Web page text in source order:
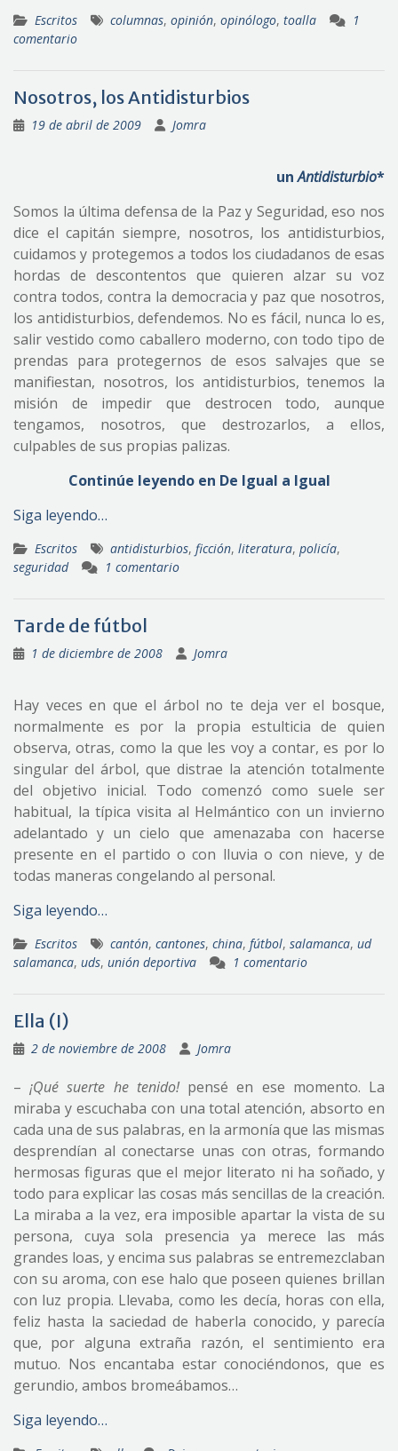
Escritos columnas, opinión, opinólogo, toalla
1
comentario
Nosotros, los Antidisturbios
19 de abril de 2009 Jomra
unAntidisturbio*
Somos la última defensa de la Paz y Seguridad, eso nos
dice el capitán siempre, nosotros, los antidisturbios,
cuidamos y protegemos a todos los ciudadanos de esas
hordas de descontentos que quieren alzar su voz
contra todos, contra la democracia y paz que nosotros,
los antidisturbios, defendemos. No es fácil, nunca lo es,
salir vestido como caballero moderno, con todo tipo de
prendas para protegernos de esos salvajes que se
manifiestan, nosotros, los antidisturbios, tenemos la
misión de impedir que destrocen todo, aunque
tengamos, nosotros, que destrozarlos, a ellos,
culpables de sus propias palizas.
Continúe leyendo en De Igual a Igual
Siga leyendo…
Escritos antidisturbios, ficción, literatura, policía,
seguridad
1 comentario
Tarde de fútbol
1 de diciembre de 2008 Jomra
Hay veces en que el árbol no te deja ver el bosque,
normalmente es por la propia estulticia de quien
observa, otras, como la que les voy a contar, es por lo
singular del árbol, que distrae la atención totalmente
del objetivo inicial. Todo comenzó como suele ser
habitual, la típica visita al Helmántico con un invierno
adelantado y un cielo que amenazaba con hacerse
presente en el partido o con lluvia o con nieve, y de
todas maneras congelando al personal.
Siga leyendo…
Escritos cantón, cantones, china, fútbol, salamanca, ud
salamanca, uds, unión deportiva 1 comentario
Ella (I)
2 de noviembre de 2008 Jomra
–¡Qué suerte he tenido!pensé en ese momento. La
miraba y escuchaba con una total atención, absorto en
cada una de sus palabras, en la armonía que las mismas
desprendían al conectarse unas con otras, formando
hermosas figuras que el mejor literato ni ha soñado, y
todo para explicar las cosas más sencillas de la creación.
La miraba a la vez, era imposible apartar la vista de su
persona, cuya sola presencia ya merece las más
grandes loas, y encima sus palabras se entremezclaban
con su aroma, con ese halo que poseen quienes brillan
con luz propia. Llevaba, como les decía, horas con ella,
feliz hasta la saciedad de haberla conocido, y parecía
que, por alguna extraña razón, el sentimiento era
mutuo. Nos encantaba estar conociéndonos, que es
gerundio, ambos bromeábamos…
Siga leyendo…